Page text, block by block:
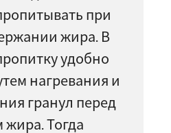
при
жира. В
удобно
нагревания и
гранул перед
Тогда